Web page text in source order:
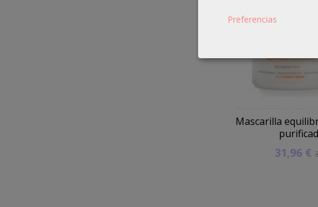
Mascarilla
31,96 €
Preferencias